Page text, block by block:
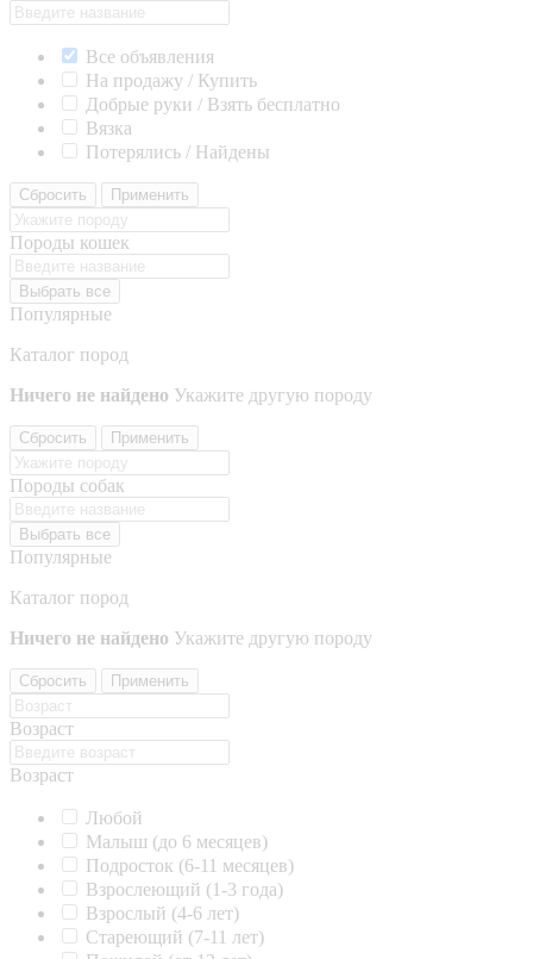
Все объявления
На продажу / Купить
Добрые руки / Взять бесплатно
Вязка
Потерялись / Найдены
Сбросить Применить
Породы кошек
Выбрать все
Популярные
Каталог пород
Ничего не найдено Укажите другую породу
Сбросить Применить
Породы собак
Выбрать все
Популярные
Каталог пород
Ничего не найдено Укажите другую породу
Сбросить Применить
Возраст
Возраст
Любой
Малыш (до 6 месяцев)
Подросток (6-11 месяцев)
Взрослеющий (1-3 года)
Взрослый (4-6 лет)
Стареющий (7-11 лет)